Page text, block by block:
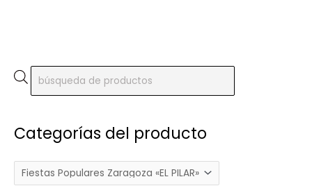
ú
q
e
d
Categorías del producto